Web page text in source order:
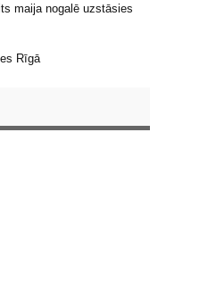
maija nogalē uzstāsies
Rīgā